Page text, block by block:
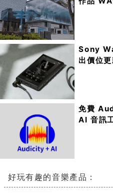
Sony
出價位
免費
AI 音訊
好玩有趣的音樂產品：